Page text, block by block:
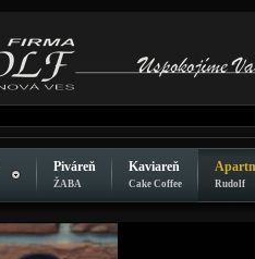
Piváreň
ŽABA
Kaviareň
Cake Coffee Rudolf